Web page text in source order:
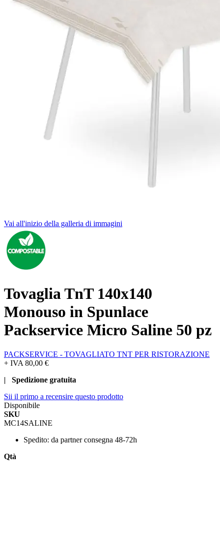
Vai all'inizio della galleria di immagini
Tovaglia TnT 140x140
Monouso in Spunlace
Packservice Micro Saline 50 pz
PACKSERVICE - TOVAGLIATO TNT PER RISTORAZIONE
+ IVA 80,00 €
| Spedizione gratuita
Sii il primo a recensire questo prodotto
Disponibile
SKU
MC14SALINE
Spedito: da partner consegna 48-72h
Qtà